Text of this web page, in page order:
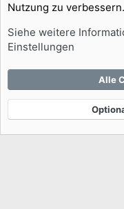
Foren Unterhaltung und
Cookies
Community platform by
uses the TMDB API but is not
s9e/MediaSites
Nutzung zu verbessern.
Siehe weitere
Einstellungen
Alle